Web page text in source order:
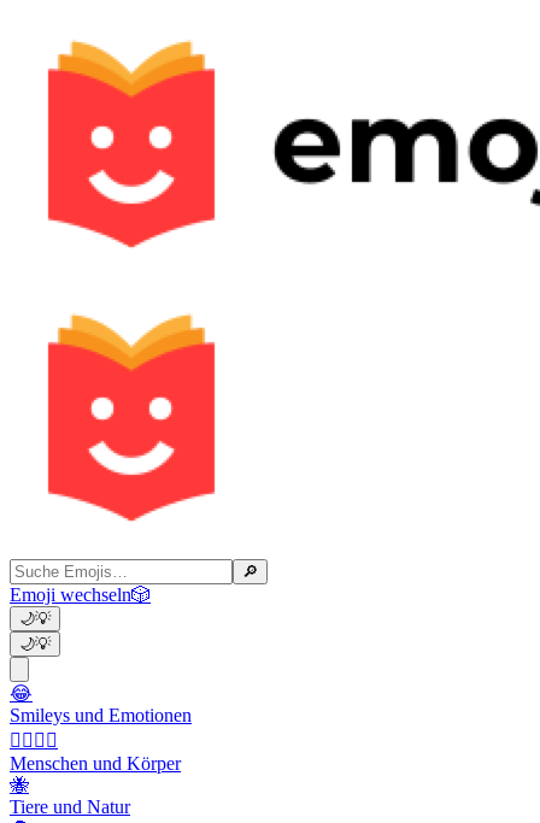
🔎
Emoji wechseln🎲
🌙💡
🌙💡
😂
Smileys und Emotionen
👩‍❤️‍💋‍👨
Menschen und Körper
🐝
Tiere und Natur